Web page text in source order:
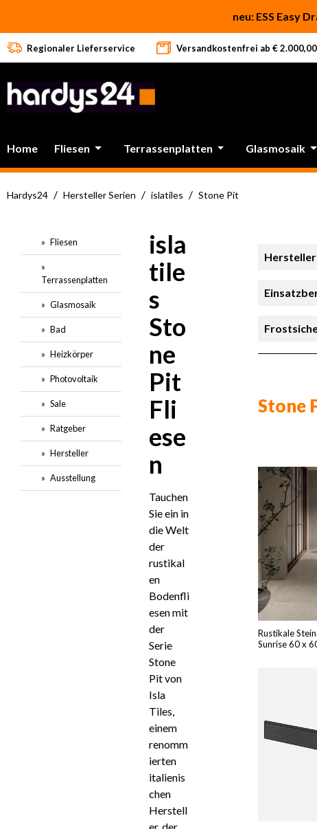
neu: ESS Easy
Regionaler Lieferservice Versandkostenfrei ab €
Home Fliesen Terrassenplatten Glasmosaik
Hardys24 / Hersteller Serien / islatiles / Stone Pit
Fliesen
Terrassenplatten
Glasmosaik
Bad
Heizkörper
Photovoltaik
Sale
Ratgeber
Hersteller
Ausstellung
isla
tile
s
Sto
ne
Pit
Fli
ese
n
Tauchen
Sie ein in
die Welt
der
rustikal
en
Bodenfli
esen mit
der
Serie
Stone
Pit von
Isla
Tiles,
einem
renomm
ierten
italienis
chen
Herstell
Hersteller
Preis
Stone
Rustikale
Sunrise 60 x